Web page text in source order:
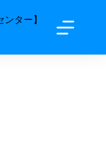
ンター】